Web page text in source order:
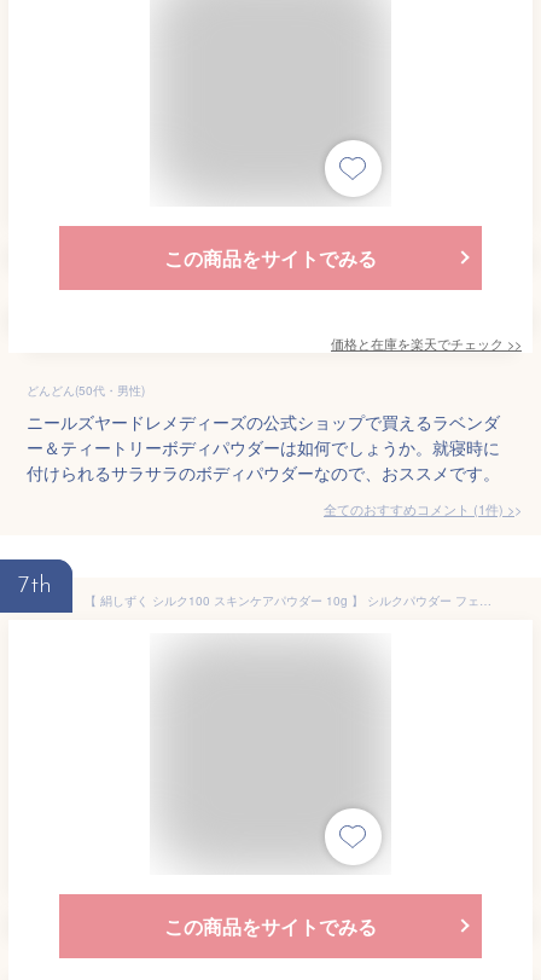
この商品をサイトでみる
価格と在庫を楽天でチェック >>
どんどん(50代・男性)
ニールズヤードレメディーズの公式ショップで買えるラベンダ
ー＆ティートリーボディパウダーは如何でしょうか。就寝時に
付けられるサラサラのボディパウダーなので、おススメです。
全てのおすすめコメント (1件) >
7th
【 絹しずく シルク100 スキンケアパウダー 10g 】 シルクパウダー フェイスパウダー ボディパウダー ボディーパウダー 仕上げパウダー すっぴんパウダー すっぴん 隠し シルク100％ 皮脂 汗 テカリ防止 さらさら サラサラ bodypowder 化粧品 コスメ 日本製 生協 公式
この商品をサイトでみる